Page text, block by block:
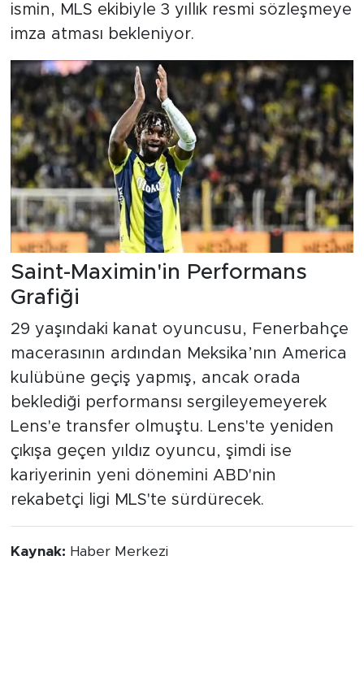
ismin, MLS ekibiyle 3 yıllık resmi sözleşmeye
imza atması bekleniyor.
Saint-Maximin'in Performans
Grafiği
29 yaşındaki kanat oyuncusu, Fenerbahçe
macerasının ardından Meksika’nın America
kulübüne geçiş yapmış, ancak orada
beklediği performansı sergileyemeyerek
Lens'e transfer olmuştu. Lens'te yeniden
çıkışa geçen yıldız oyuncu, şimdi ise
kariyerinin yeni dönemini ABD'nin
rekabetçi ligi MLS'te sürdürecek.
Kaynak: Haber Merkezi